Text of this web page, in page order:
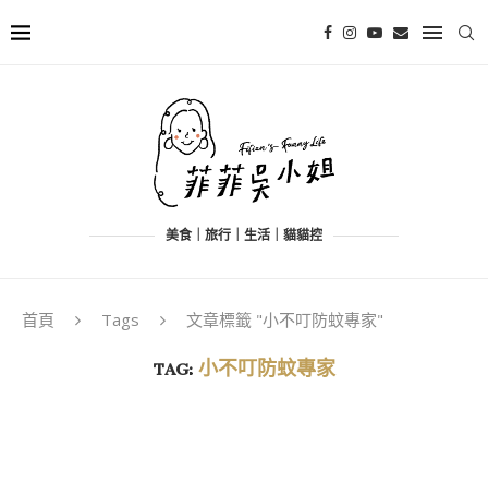
美食｜旅行｜生活｜貓貓控
首頁 Tags 文章標籤 "小不叮防蚊專家"
TAG:小不叮防蚊專家